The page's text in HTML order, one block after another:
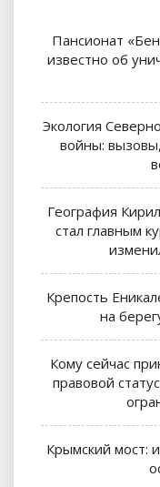
Пансионат
известно об
Экология
войны:
География
стал главным
Крепость
на
Кому сейчас
правовой
Крымский мост: